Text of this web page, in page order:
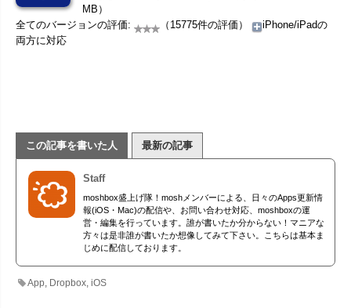
MB）
全てのバージョンの評価:
（15775件の評価）
iPhone/iPadの
両方に対応
この記事を書いた人 最新の記事
Staff
moshbox盛上げ隊！moshメンバーによる、日々のApps更新情
報(iOS・Mac)の配信や、お問い合わせ対応、moshboxの運
営・編集を行っています。誰が書いたか分からない！マニアな
方々は是非誰が書いたか想像してみて下さい。こちらは基本ま
じめに配信しております。
App Dropbox ,iOS